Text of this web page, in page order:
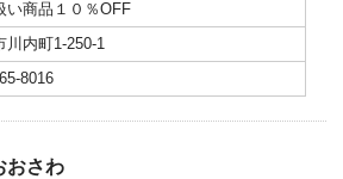
い商品１０％OFF
川内町1-250-1
8016
おさわ